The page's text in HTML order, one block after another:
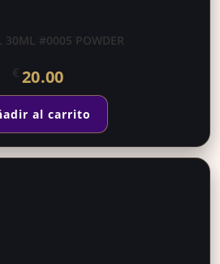
30ML #0005 POWDER
20.00
al carrito